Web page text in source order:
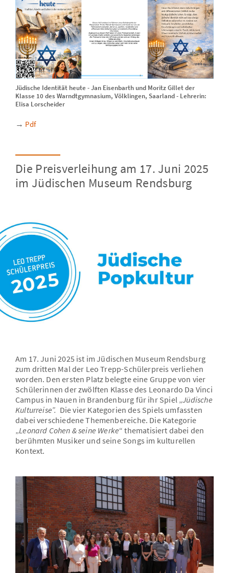
Jüdische Identität heute - Jan Eisenbarth und Moritz Gillet der
Klasse 10 des Warndtgymnasium, Völklingen, Saarland - Lehrerin:
Elisa Lorscheider
→ Pdf
Die Preisverleihung am 17. Juni 2025
im Jüdischen Museum Rendsburg
Am 17. Juni 2025 ist im Jüdischen Museum Rendsburg
zum dritten Mal der Leo Trepp-Schülerpreis verliehen
worden. Den ersten Platz belegte eine Gruppe von vier
Schülerinnen der zwölften Klasse des Leonardo Da Vinci
Campus in Nauen in Brandenburg für ihr Spiel „Jüdische
Kulturreise”. Die vier Kategorien des Spiels umfassten
dabei verschiedene Themenbereiche. Die Kategorie
„Leonard Cohen & seine Werke“ thematisiert dabei den
berühmten Musiker und seine Songs im kulturellen
Kontext.